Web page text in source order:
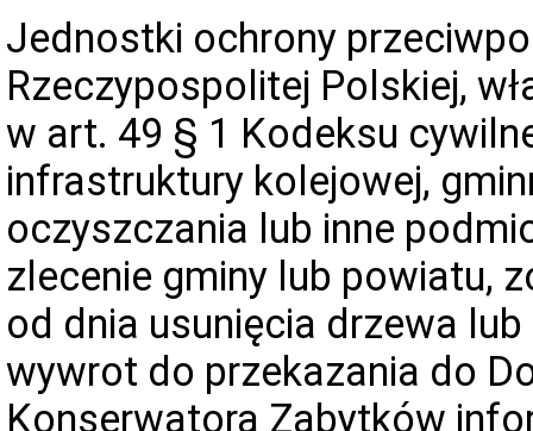
Jednostki ochrony
Rzeczypospolitej Polskiej,
w art. 49 § 1 Kodeksu
infrastruktury kolejowej,
oczyszczania lub inne
zlecenie gminy lub powiatu,
od dnia usunięcia drzewa
wywrot do przekazania do
Konserwatora Zabytków